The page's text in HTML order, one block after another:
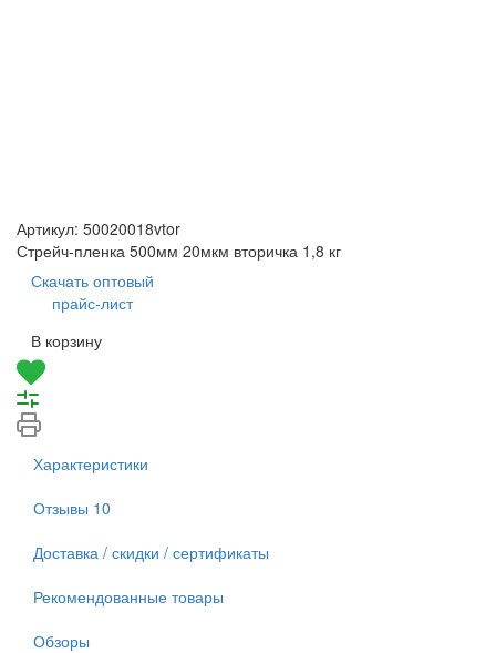
Артикул: 50020018vtor
Стрейч-пленка 500мм 20мкм вторичка 1,8 кг
Скачать оптовый
прайс-лист
В корзину
Характеристики
Отзывы 10
Доставка / скидки / сертификаты
Рекомендованные товары
Обзоры